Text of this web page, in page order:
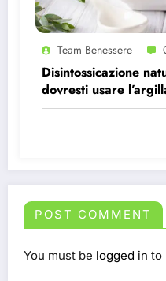
Team Benessere
Disintossicazione
dovresti usare
POST COMMENT
You must be logged in to